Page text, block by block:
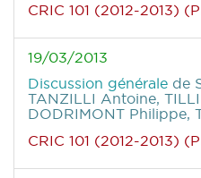
CRIC 101 (2012-2013)
19/03/2013
Discussion générale de
TANZILLI Antoine,
DODRIMONT Philippe,
CRIC 101 (2012-2013)